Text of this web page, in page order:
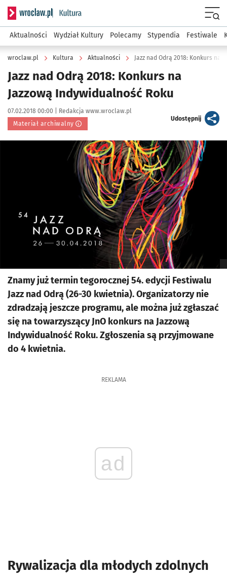
Serwis informacyjny wroclaw.pl podserwis: Kultura
Aktualności Wydział Kultury Polecamy Stypendia Festiwale
wroclaw.pl Kultura Aktualności Jazz nad Odrą 2018: Konkurs na
Jazz nad Odrą 2018: Konkurs na
Jazzową Indywidualność Roku
Data publikacji:
07.02.2018 00:00 | Autor:
Redakcja www.wroclaw.pl
Materiał archiwalny
Udostępnijartykuł
Kliknij, aby powiększyć
Znamy już termin tegorocznej 54. edycji Festiwalu
Jazz nad Odrą (26-30 kwietnia). Organizatorzy nie
zdradzają jeszcze programu, ale można już zgłaszać
się na towarzyszący JnO konkurs na Jazzową
Indywidualność Roku. Zgłoszenia są przyjmowane
do 4 kwietnia.
REKLAMA
ad
Rywalizacja dla młodych zdolnych